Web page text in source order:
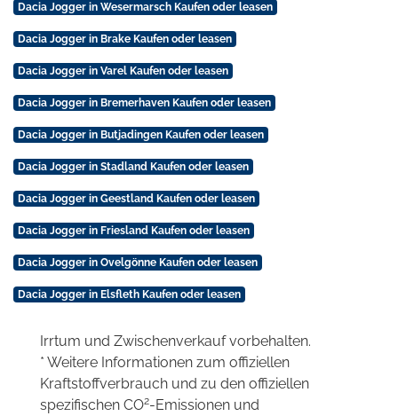
Dacia Jogger in Wesermarsch Kaufen oder leasen
Dacia Jogger in Brake Kaufen oder leasen
Dacia Jogger in Varel Kaufen oder leasen
Dacia Jogger in Bremerhaven Kaufen oder leasen
Dacia Jogger in Butjadingen Kaufen oder leasen
Dacia Jogger in Stadland Kaufen oder leasen
Dacia Jogger in Geestland Kaufen oder leasen
Dacia Jogger in Friesland Kaufen oder leasen
Dacia Jogger in Ovelgönne Kaufen oder leasen
Dacia Jogger in Elsfleth Kaufen oder leasen
Irrtum und Zwischenverkauf vorbehalten.
* Weitere Informationen zum offiziellen
Kraftstoffverbrauch und zu den offiziellen
spezifischen CO2-Emissionen und